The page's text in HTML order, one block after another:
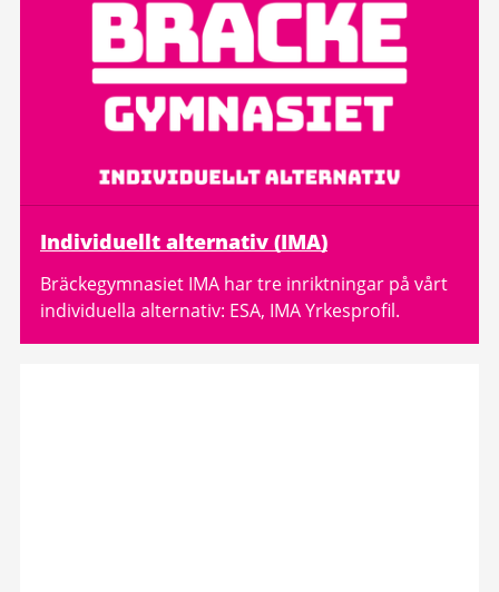
Individuellt alternativ (IMA)
Bräckegymnasiet IMA har tre inriktningar på vårt
individuella alternativ: ESA, IMA Yrkesprofil.